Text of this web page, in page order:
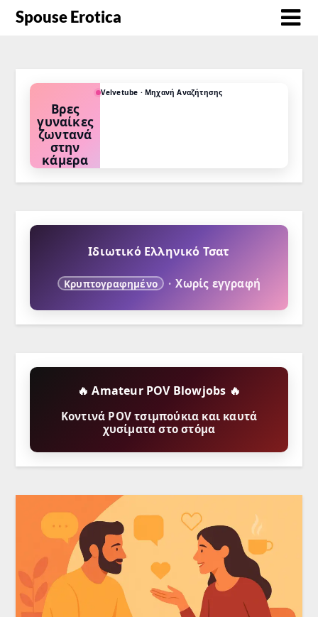
Spouse Erotica
Velvetube · Μηχανή Αναζήτησης
Διάλεξε
παιχνίδι
ρόλων
Μαμά. Κόρη.
Δασκάλα.
Νοσοκόμα.
Ιδιωτικό Ελληνικό Τσατ
Κρυπτογραφημένο · Χωρίς εγγραφή
🔥 Amateur POV Blowjobs 🔥
Κοντινά POV τσιμπούκια και καυτά
χυσίματα στο στόμα